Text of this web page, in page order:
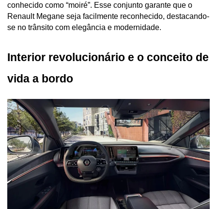
conhecido como “moiré”. Esse conjunto garante que o
Renault Megane seja facilmente reconhecido, destacando-
se no trânsito com elegância e modernidade.
Interior revolucionário e o conceito de
vida a bordo